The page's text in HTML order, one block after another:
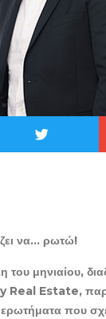
να… ρωτώ!
μηνιαίου,
Real Estate,
που